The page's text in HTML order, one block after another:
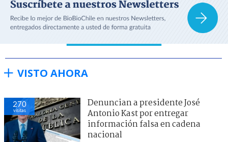
VISTO AHORA
270
visitas
Denuncian a presidente José
Antonio Kast por entregar
información falsa en cadena
nacional